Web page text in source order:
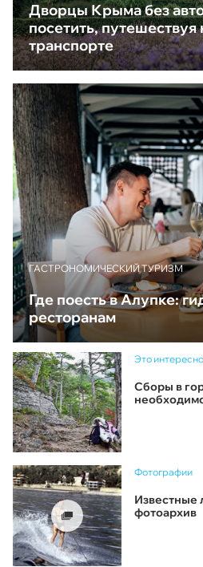
Дворцы Крыма без
посетить,
транспорте
ГАСТРОНОМИЧЕСКИЙ ТУРИЗМ
Где поесть в Алупке:
ресторанам
Это интересно
Сборы в
Фотографии
Известные
фотоархив